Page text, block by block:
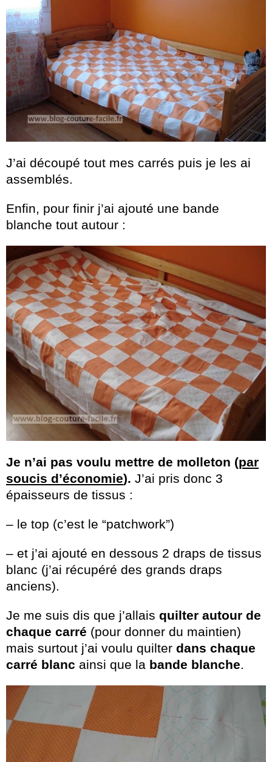
J’ai découpé tout mes carrés puis je les ai
assemblés.
Enfin, pour finir j’ai ajouté une bande
blanche tout autour :
Je n’ai pas voulu mettre de molleton (par
soucis d’économie). J’ai pris donc 3
épaisseurs de tissus :
– le top (c’est le “patchwork”)
– et j’ai ajouté en dessous 2 draps de tissus
blanc (j’ai récupéré des grands draps
anciens).
Je me suis dis que j’allais quilter autour de
chaque carré (pour donner du maintien)
mais surtout j’ai voulu quilter dans chaque
carré blanc ainsi que la bande blanche.